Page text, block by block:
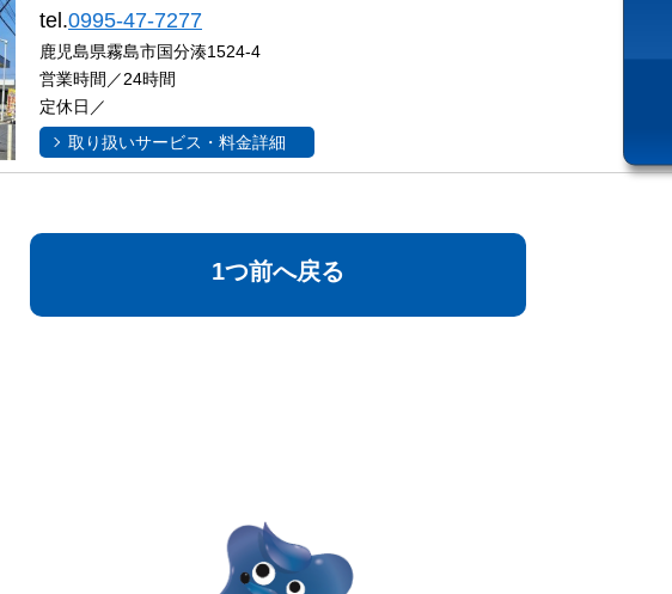
tel.0995-47-7277
鹿児島県霧島市国分湊1524-4
営業時間／24時間
定休日／
取り扱いサービス・料金詳細
1つ前へ戻る